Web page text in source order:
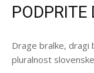
PODPRITE
Drage bralke, dragi
pluralnost